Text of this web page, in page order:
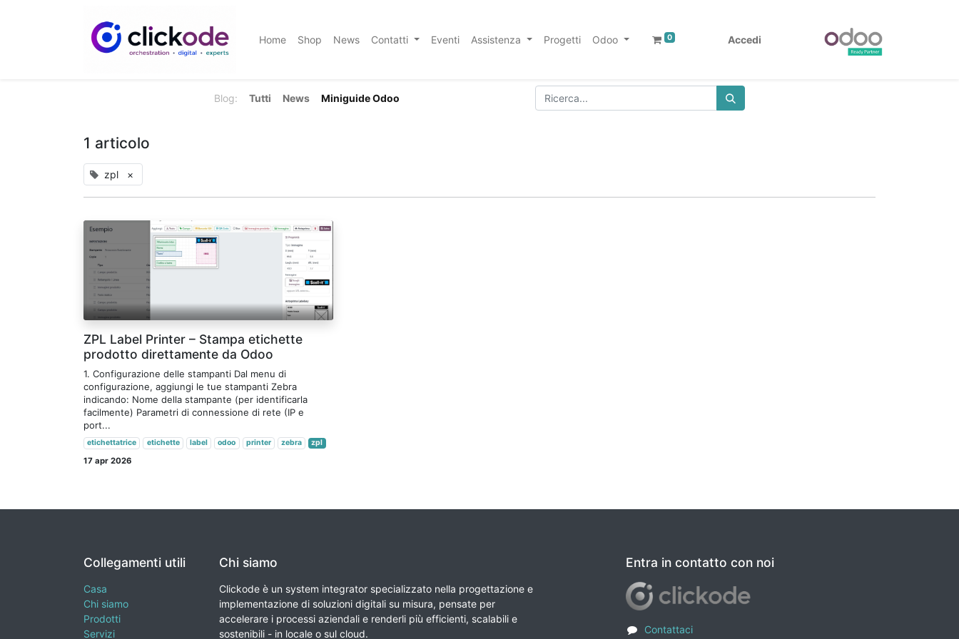
Home Shop News Contatti Eventi Assistenza Progetti Odoo 0 Accedi
Blog: Tutti News Miniguide Odoo
1 articolo
zpl ×
ZPL Label Printer – Stampa etichette
prodotto direttamente da Odoo
1. Configurazione delle stampanti Dal menu di
configurazione, aggiungi le tue stampanti Zebra
indicando: Nome della stampante (per identificarla
facilmente) Parametri di connessione di rete (IP e
port...
etichettatrice etichette label odoo printer zebra zpl
17 apr 2026
Collegamenti utili
Casa
Chi siamo
Prodotti
Servizi
Chi siamo
Clickode è un system integrator specializzato nella progettazione e
implementazione di soluzioni digitali su misura, pensate per
accelerare i processi aziendali e renderli più efficienti, scalabili e
sostenibili - in locale o sul cloud.
Entra in contatto con noi
Contattaci